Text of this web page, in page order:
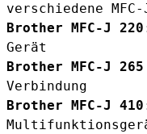
verschiedene
Brother MFC-J 220
Gerät
Brother MFC-J 265
Verbindung
Brother MFC-J 410